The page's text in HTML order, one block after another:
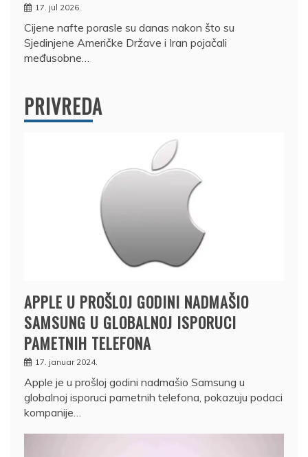
17. jul 2026.
Cijene nafte porasle su danas nakon što su
Sjedinjene Američke Države i Iran pojačali
međusobne…
PRIVREDA
APPLE U PROŠLOJ GODINI NADMAŠIO
SAMSUNG U GLOBALNOJ ISPORUCI
PAMETNIH TELEFONA
17. januar 2024.
Apple je u prošloj godini nadmašio Samsung u
globalnoj isporuci pametnih telefona, pokazuju podaci
kompanije…